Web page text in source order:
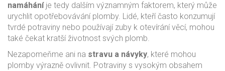
namáháníje tedy dalším významným faktorem, který může
urychlit opotřebovávání plomby. Lidé, kteří často konzumují
tvrdé potraviny nebo používají zuby k otevírání věcí, mohou
také čekat kratší životnost svých plomb.
Nezapomeňme ani na stravu a návyky, které mohou
plomby výrazně ovlivnit. Potraviny s vysokým obsahem